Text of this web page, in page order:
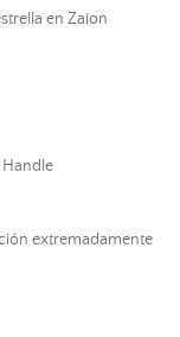
en Zaion
extremadamente